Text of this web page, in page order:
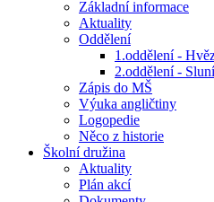
Základní informace
Aktuality
Oddělení
1.oddělení -
2.oddělení -
Zápis do MŠ
Výuka angličtiny
Logopedie
Něco z historie
Školní družina
Aktuality
Plán akcí